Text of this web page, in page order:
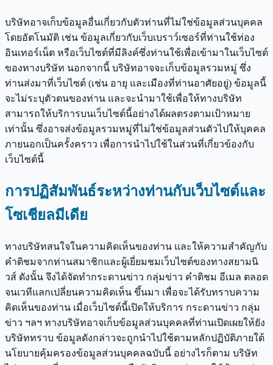
บริษัทอาจเก็บข้อมูลอื่นเกี่ยวกับตัวท่านที่ไม่ใช่ข้อมูลส่วนบุคคล
โดยอัตโนมัติ เช่น ข้อมูลเกี่ยวกับเว็บเบราว์เซอร์ที่ท่านใช้ท่อง
อินเทอร์เน็ต หรือเว็บไซต์ที่มีลิงค์ซึ่งท่านใช้เพื่อเข้ามาในเว็บไซต์
ของทางบริษัท นอกจากนี้ บริษัทอาจจะเก็บข้อมูลรวมหมู่ ซึ่ง
ท่านส่งมาที่เว็บไซต์ (เช่น อายุ และเมืองที่ท่านอาศัยอยู่) ข้อมูลนี้
จะไม่ระบุตัวตนของท่าน และจะนำมาใช้เพื่อให้ทางบริษัท
สามารถให้บริการบนเว็บไซต์นี้อย่างได้ผลตรงตามเป้าหมาย
เท่านั้น ซึ่งอาจส่งข้อมูลรวมหมู่ที่ไม่ใช่ข้อมูลส่วนตัวไปให้บุคคล
ภายนอกเป็นครั้งคราว เพื่อการนำไปใช้ในส่วนที่เกี่ยวข้องกับ
เว็บไซต์นี้
การปฏิสัมพันธ์ระหว่างท่านกับเว็บไซต์และ
โซเชียลมีเดีย
ทางบริษัทสนใจในความคิดเห็นของท่าน และให้ความสำคัญกับ
คำติชมจากท่านสมาชิกและผู้เยี่ยมชมเว็บไซต์ของทางสยามนิ
วส์ ดังนั้น จึงได้จัดทำกระดานข่าว กลุ่มข่าว คำติชม อีเมล ตลอด
จนเวทีแลกเปลี่ยนความคิดเห็น ขึ้นมา เพื่อจะได้รับทราบความ
คิดเห็นของท่าน เมื่อเว็บไซต์นี้เปิดให้บริการ กระดานข่าว กลุ่ม
ข่าว ฯลฯ ทางบริษัทอาจเก็บข้อมูลส่วนบุคคลที่ท่านเปิดเผยให้ยัง
บริษัททราบ ข้อมูลดังกล่าวจะถูกนำไปใช้ตามหลักปฏิบัติภายใต้
นโยบายคุ้มครองข้อมูลส่วนบุคคลฉบับนี้ อย่างไรก็ตาม บริษัท